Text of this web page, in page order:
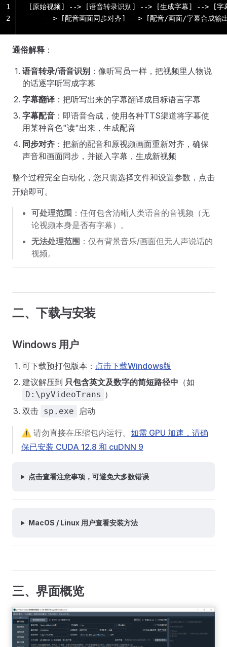
[原始视频] --> [语音转录识别] --> [生成字幕] --> [
--> [配音画面同步对齐] --> [配音/画面/字幕合成输
1
2
通俗解释 ：
语音转录/语音识别 ：像听写员一样，把视频里人物说
的话逐字听写成字幕
字幕翻译 ：把听写出来的字幕翻译成目标语言字幕
字幕配音 ：即语音合成，使用各种TTS渠道将字幕使
用某种音色"读"出来，生成配音
同步对齐 ：把新的配音和原视频画面重新对齐，确保
声音和画面同步，并嵌入字幕，生成新视频
整个过程完全自动化，您只需选择文件和设置参数，点击
开始即可。
可处理范围 ：任何包含清晰人类语音的音视频（无
论视频本身是否有字幕）。
无法处理范围 ：仅有背景音乐/画面但无人声说话的
视频。
二、下载与安装
Windows 用户
可下载预打包版本： 点击下载Windows版
建议解压到 只包含英文及数字的简短路径中 （如
D:\pyVideoTrans ）
双击 sp.exe 启动
⚠️ 请勿直接在压缩包内运行。 如需 GPU 加速，请确
保已安装 CUDA 12.8 和 cuDNN 9
点击查看注意事项，可避免大多数错误
MacOS / Linux 用户查看安装方法
三、界面概览